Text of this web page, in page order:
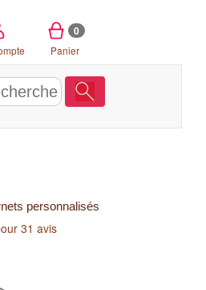
0
Panier
personnalisés
31 avis